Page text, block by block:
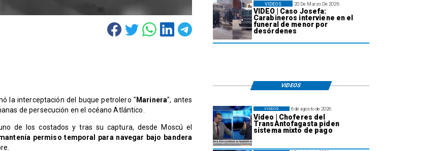
20 De Marzo De 2026
VIDEO | Caso Josefa:
Carabineros interviene en el
funeral de menor por
desórdenes
VIDEOS
la interceptación del buque petrolero " Marinera", antes
de persecución en el océano Atlántico.
de los costados y tras su captura, desde Moscú el
permiso temporal para navegar bajo bandera
VIDEOS
6 de agosto de 2026
Video | Choferes del
TransAntofagasta piden
sistema mixto de pago
VIDEOS